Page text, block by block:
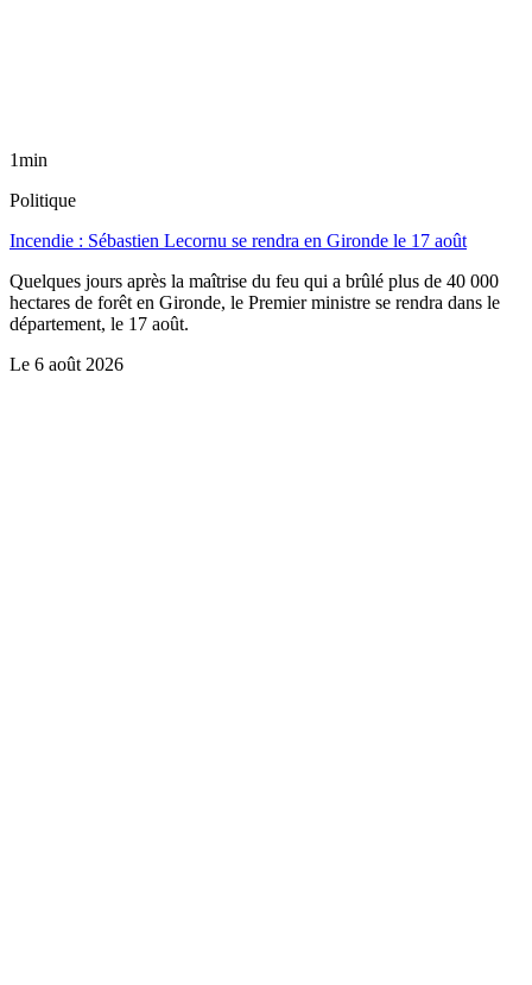
1min
Politique
Incendie : Sébastien Lecornu se rendra en Gironde le 17 août
Quelques jours après la maîtrise du feu qui a brûlé plus de 40 000
hectares de forêt en Gironde, le Premier ministre se rendra dans le
département, le 17 août.
Le 6 août 2026